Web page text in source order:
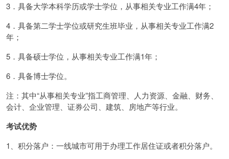
3．具备大学本科学历或学士学位，从事相关专业工作满4年；
4．具备第二学士学位或研究生班毕业，从事相关专业工作满2
年；
5．具备硕士学位，从事相关专业工作满1年；
6．具备博士学位。
注：其中“从事相关专业”指工商管理、人力资源、金融、财务、
会计、企业管理、证券公司、建筑、房地产等行业。
考试优势
1、积分落户：一线城市可用于办理工作居住证或者积分落户。